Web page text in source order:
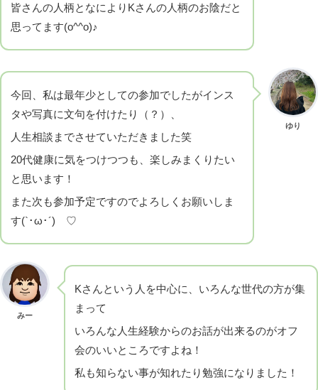
皆さんの人柄となによりKさんの人柄のお陰だと
思ってます(o^^o)♪
ゆり
今回、私は最年少としての参加でしたがインス
タや写真に文句を付けたり（？）、
人生相談までさせていただきました笑
20代健康に気をつけつつも、楽しみまくりたい
と思います！
また次も参加予定ですのでよろしくお願いしま
す(`･ω･´)ゞ♡
みー
Kさんという人を中心に、いろんな世代の方が集
まって
いろんな人生経験からのお話が出来るのがオフ
会のいいところですよね！
私も知らない事が知れたり勉強になりました！